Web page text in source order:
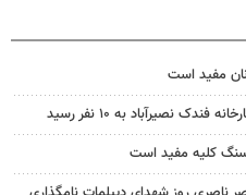
مفید است
نصیرآباد به ۱۰ نفر رسید
سنگ کلیه مفید است